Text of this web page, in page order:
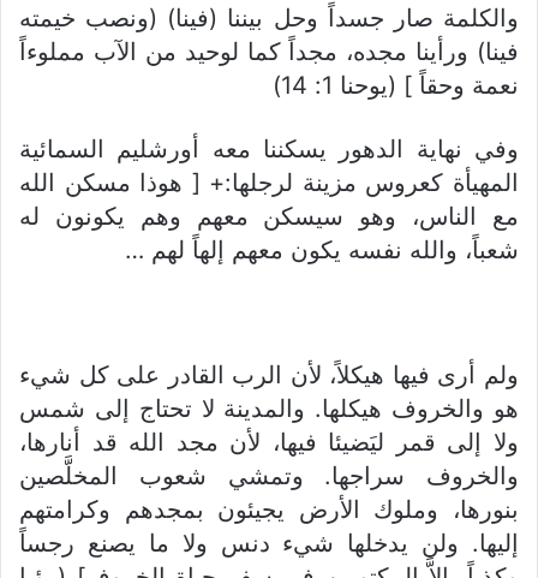
والكلمة صار جسداً وحل بيننا (فينا) (ونصب خيمته
فينا) ورأينا مجده، مجداً كما لوحيد من الآب مملوءاً
نعمة وحقاً ] (يوحنا 1: 14)
وفي نهاية الدهور يسكننا معه أورشليم السمائية
المهيأة كعروس مزينة لرجلها:+ [ هوذا مسكن الله
مع الناس، وهو سيسكن معهم وهم يكونون له
شعباً، والله نفسه يكون معهم إلهاً لهم …
ولم أرى فيها هيكلاً، لأن الرب القادر على كل شيء
هو والخروف هيكلها. والمدينة لا تحتاج إلى شمس
ولا إلى قمر ليَضيئا فيها، لأن مجد الله قد أنارها،
والخروف سراجها. وتمشي شعوب المخلَّصين
بنورها، وملوك الأرض يجيئون بمجدهم وكرامتهم
إليها. ولن يدخلها شيء دنس ولا ما يصنع رجساً